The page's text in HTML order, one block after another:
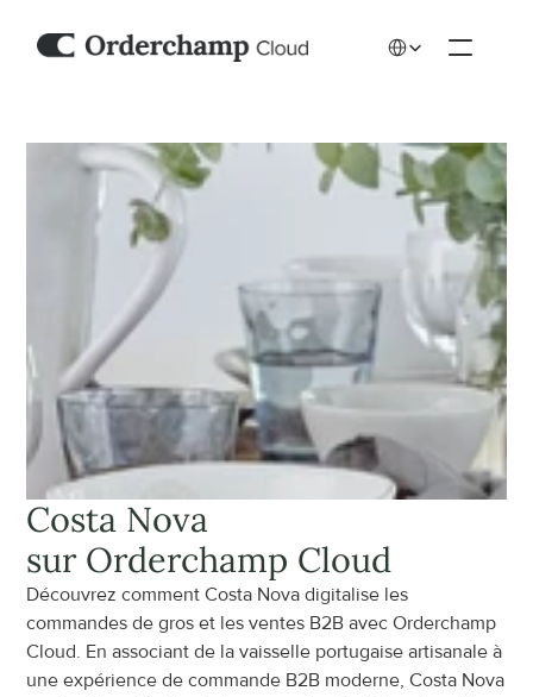
Costa Nova
sur Orderchamp Cloud
Découvrez comment Costa Nova digitalise les
commandes de gros et les ventes B2B avec Orderchamp
Cloud. En associant de la vaisselle portugaise artisanale à
une expérience de commande B2B moderne, Costa Nova